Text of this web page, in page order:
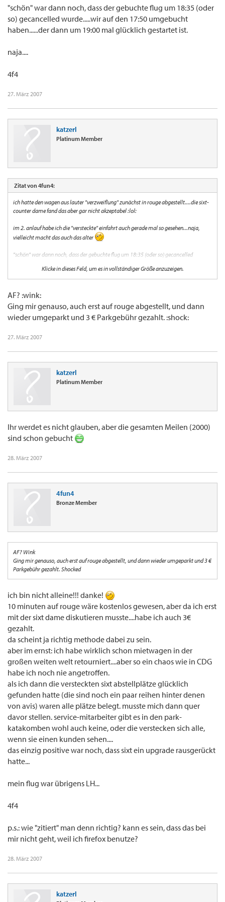
"schön" war dann noch, dass der gebuchte flug um 18:35 (oder
so) gecancelled wurde.....wir auf den 17:50 umgebucht
haben......der dann um 19:00 mal glücklich gestartet ist.
naja....
4f4
27. März 2007
katzerl
Platinum Member
Zitat von 4fun4:
ich hatte den wagen aus lauter "verzweiflung" zunächst in rouge abgestellt....die sixt-
counter dame fand das aber gar nicht akzeptabel :lol:
im 2. anlauf habe ich die "versteckte" einfahrt auch gerade mal so gesehen...naja,
vielleicht macht das auch das alter
"schön" war dann noch, dass der gebuchte flug um 18:35 (oder so) gecancelled
gestartet ist.
4f4
Klicke in dieses Feld, um es in vollständiger Größe anzuzeigen.
AF? :wink:
Ging mir genauso, auch erst auf rouge abgestellt, und dann
wieder umgeparkt und 3 € Parkgebühr gezahlt. :shock:
27. März 2007
katzerl
Platinum Member
Ihr werdet es nicht glauben, aber die gesamten Meilen (2000)
sind schon gebucht
28. März 2007
4fun4
Bronze Member
AF? Wink
Ging mir genauso, auch erst auf rouge abgestellt, und dann wieder umgeparkt und 3 €
Parkgebühr gezahlt. Shocked
ich bin nicht alleine!!! danke!
10 minuten auf rouge wäre kostenlos gewesen, aber da ich erst
mit der sixt dame diskutieren musste....habe ich auch 3€
gezahlt.
da scheint ja richtig methode dabei zu sein.
aber im ernst: ich habe wirklich schon mietwagen in der
großen weiten welt retourniert....aber so ein chaos wie in CDG
habe ich noch nie angetroffen.
als ich dann die versteckten sixt abstellplätze glücklich
gefunden hatte (die sind noch ein paar reihen hinter denen
von avis) waren alle plätze belegt. musste mich dann quer
davor stellen. service-mitarbeiter gibt es in den park-
katakomben wohl auch keine, oder die verstecken sich alle,
wenn sie einen kunden sehen....
das einzig positive war noch, dass sixt ein upgrade rausgerückt
hatte...
mein flug war übrigens LH...
4f4
p.s.: wie "zitiert" man denn richtig? kann es sein, dass das bei
mir nicht geht, weil ich firefox benutze?
28. März 2007
katzerl